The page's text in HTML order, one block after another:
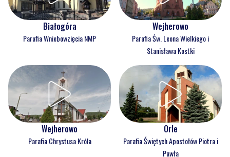
Białogóra
Parafia Wniebowzięcia NMP
Wejherowo
Parafia Św. Leona Wielkiego i
Stanisława Kostki
Wejherowo
Parafia Chrystusa Króla
Orle
Parafia Świętych Apostołów Piotra i
Pawła